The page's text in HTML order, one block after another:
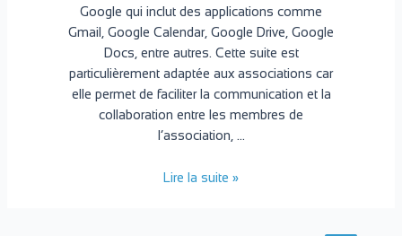
Google qui inclut des applications comme
Gmail, Google Calendar, Google Drive, Google
Docs, entre autres. Cette suite est
particulièrement adaptée aux associations car
elle permet de faciliter la communication et la
collaboration entre les membres de
l’association, …
Lire la suite »